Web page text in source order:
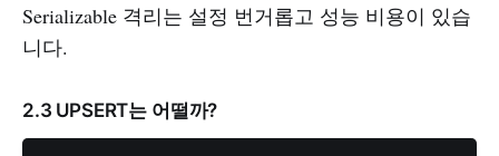
Serializable 격리는 설정 번거롭고 성능 비용이 있습
니다.
2.3 UPSERT는 어떨까?